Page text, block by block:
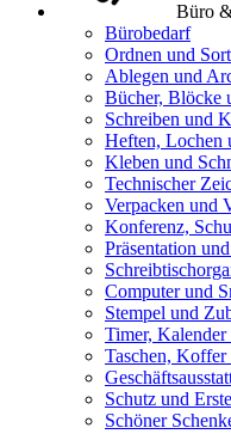
Büro
Bürobedarf
Ordnen und
Ablegen und
Bücher, Blöcke
Schreiben und
Heften, Lochen
Kleben und
Technischer
Verpacken und
Konferenz,
Präsentation
Computer und
Stempel und
Timer, Kalender
Taschen,
Schutz und
Schöner